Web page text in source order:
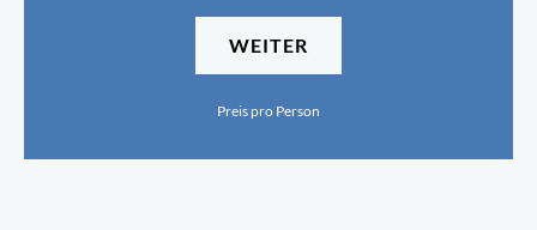
WEITER
Preis pro Person